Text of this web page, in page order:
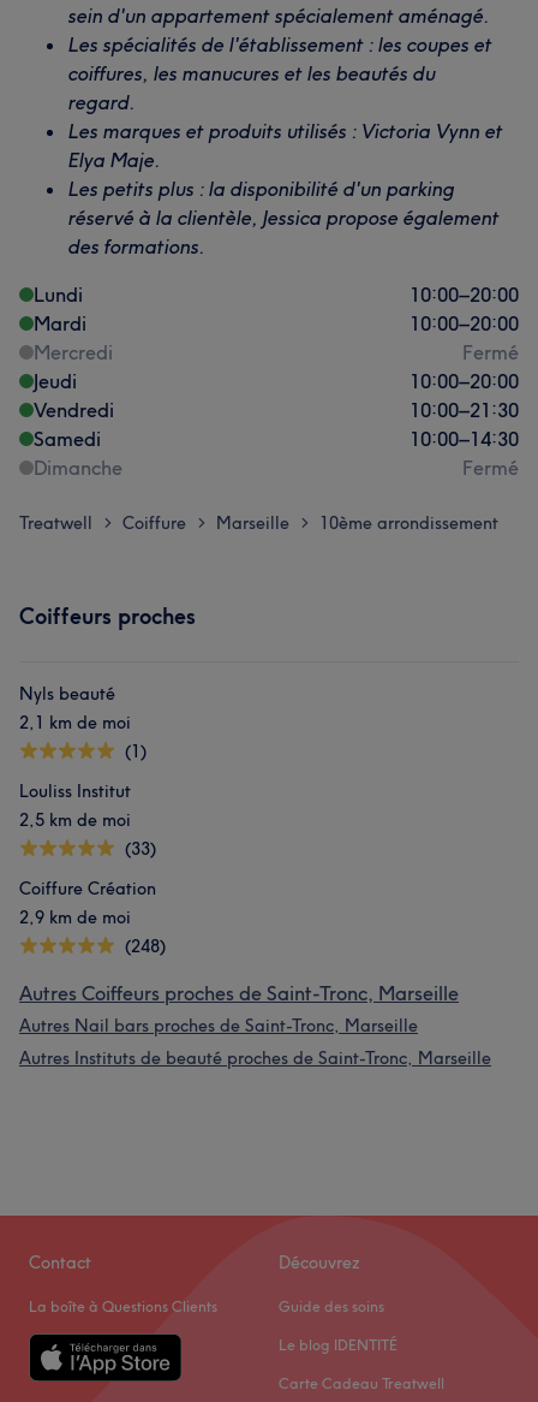
sein d'un appartement spécialement aménagé.
Les spécialités de l'établissement : les coupes et
coiffures, les manucures et les beautés du
regard.
Les marques et produits utilisés : Victoria Vynn et
Elya Maje.
Les petits plus : la disponibilité d'un parking
réservé à la clientèle, Jessica propose également
des formations.
Lundi
10:00–20:00
Mardi
10:00–20:00
Mercredi
Fermé
Jeudi
10:00–20:00
Vendredi
10:00–21:30
Samedi
10:00–14:30
Dimanche
Fermé
Treatwell > Coiffure > Marseille > 10ème arrondissement
Coiffeurs proches
Nyls beauté
2,1 km de moi
(1)
Louliss Institut
2,5 km de moi
(33)
Coiffure Création
2,9 km de moi
(248)
Autres Coiffeurs proches de Saint-Tronc, Marseille
Autres Nail bars proches de Saint-Tronc, Marseille
Autres Instituts de beauté proches de Saint-Tronc, Marseille
Contact
La boîte à Questions Clients
Découvrez
Guide des soins
Le blog IDENTITÉ
Carte Cadeau Treatwell